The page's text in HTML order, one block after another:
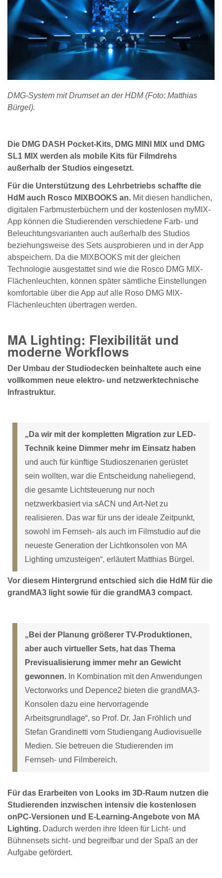
DMG-System mit Drumset an der HDM (Foto: Matthias
Bürgel).
Die DMG DASH Pocket-Kits, DMG MINI MIX und DMG
SL1 MIX werden als mobile Kits für Filmdrehs
außerhalb der Studios eingesetzt.
Für die Unterstützung des Lehrbetriebs schaffte die
HdM auch Rosco MIXBOOKS an. Mit diesen handlichen,
digitalen Farbmusterbüchern und der kostenlosen myMIX-
App können die Studierenden verschiedene Farb- und
Beleuchtungsvarianten auch außerhalb des Studios
beziehungsweise des Sets ausprobieren und in der App
abspeichern. Da die MIXBOOKS mit der gleichen
Technologie ausgestattet sind wie die Rosco DMG MIX-
Flächenleuchten, können später sämtliche Einstellungen
komfortable über die App auf alle Roso DMG MIX-
Flächenleuchten übertragen werden.
MA Lighting: Flexibilität und
moderne Workflows
Der Umbau der Studiodecken beinhaltete auch eine
vollkommen neue elektro- und netzwerktechnische
Infrastruktur.
„Da wir mit der kompletten Migration zur LED-
Technik keine Dimmer mehr im Einsatz haben
und auch für künftige Studioszenarien gerüstet
sein wollten, war die Entscheidung naheliegend,
die gesamte Lichtsteuerung nur noch
netzwerkbasiert via sACN und Art-Net zu
realisieren. Das war für uns der ideale Zeitpunkt,
sowohl im Fernseh- als auch im Filmstudio auf die
neueste Generation der Lichtkonsolen von MA
Lighting umzusteigen“, erläutert Matthias Bürgel.
Vor diesem Hintergrund entschied sich die HdM für die
grandMA3 light sowie für die grandMA3 compact.
„Bei der Planung größerer TV-Produktionen,
aber auch virtueller Sets, hat das Thema
Previsualisierung immer mehr an Gewicht
gewonnen. In Kombination mit den Anwendungen
Vectorworks und Depence2 bieten die grandMA3-
Konsolen dazu eine hervorragende
Arbeitsgrundlage“, so Prof. Dr. Jan Fröhlich und
Stefan Grandinetti vom Studiengang Audiovisuelle
Medien. Sie betreuen die Studierenden im
Fernseh- und Filmbereich.
Für das Erarbeiten von Looks im 3D-Raum nutzen die
Studierenden inzwischen intensiv die kostenlosen
onPC-Versionen und E-Learning-Angebote von MA
Lighting. Dadurch werden ihre Ideen für Licht- und
Bühnensets sicht- und begreifbar und der Spaß an der
Aufgabe gefördert.